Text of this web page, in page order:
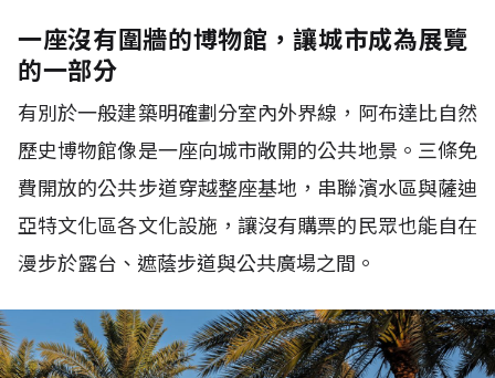
一座沒有圍牆的博物館，讓城市成為展覽
的一部分
有別於一般建築明確劃分室內外界線，阿布達比自然
歷史博物館像是一座向城市敞開的公共地景。三條免
費開放的公共步道穿越整座基地，串聯濱水區與薩迪
亞特文化區各文化設施，讓沒有購票的民眾也能自在
漫步於露台、遮蔭步道與公共廣場之間。